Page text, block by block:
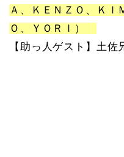
Ａ、ＫＥＮＺＯ、ＫＩ
Ｏ、ＹＯＲＩ）
【助っ人ゲスト】土佐